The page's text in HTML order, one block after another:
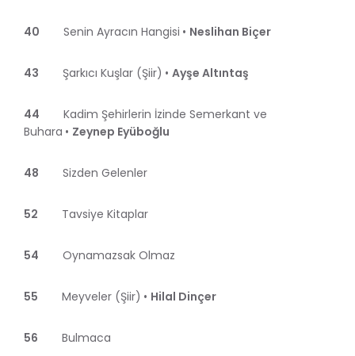
40 Senin Ayracın Hangisi • Neslihan Biçer
43 Şarkıcı Kuşlar (Şiir) • Ayşe Altıntaş
44 Kadim Şehirlerin İzinde Semerkant ve
Buhara • Zeynep Eyüboğlu
48 Sizden Gelenler
52 Tavsiye Kitaplar
54 Oynamazsak Olmaz
55 Meyveler (Şiir) • Hilal Dinçer
56 Bulmaca